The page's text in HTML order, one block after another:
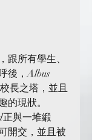
跟所有學生、
後，Albus
長之塔，並且
的現狀。
與一堆緞
開交，並且被